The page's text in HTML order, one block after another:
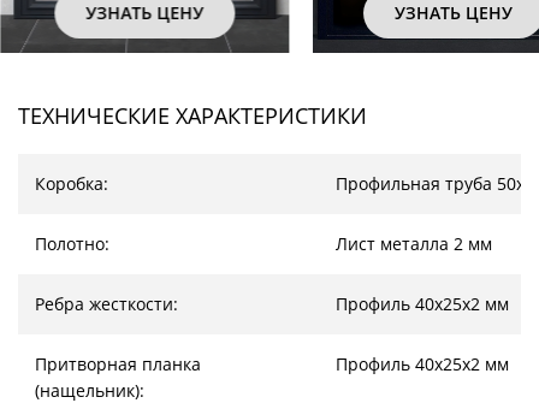
УЗНАТЬ ЦЕНУ УЗНАТЬ ЦЕНУ
ТЕХНИЧЕСКИЕ ХАРАКТЕРИСТИКИ
Коробка: Профильная труба
Полотно: Лист металла 2 мм
Ребра жесткости: Профиль 40х25х2 мм
Притворная планка
(нащельник):
Профиль 40х25х2 мм